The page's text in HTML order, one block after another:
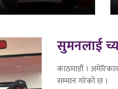
सुमनलाई
काठमाडौं ।
सम्मान गरेको छ ।